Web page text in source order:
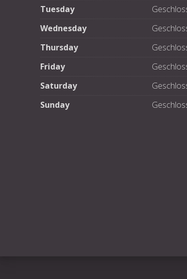
Tuesday
Wednesday
Thursday
Friday
Saturday
Sunday